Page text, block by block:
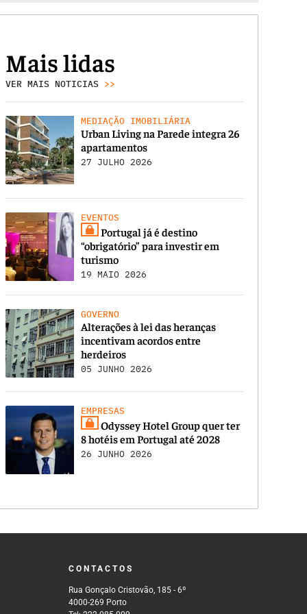
Mais lidas
VER MAIS NOTICIAS >>
MEDIAÇÃO IMOBILIÁRIA
Urban Living na Parede integra 26
apartamentos
27 JULHO 2026
EVENTOS
Portugal já é destino
“obrigatório” para investir em
turismo
19 MAIO 2026
GOVERNO
Alterações à lei das heranças
incentivam acordos entre
herdeiros
05 JUNHO 2026
EMPRESAS
Odyssey Hotel Group quer ter
8 hotéis em Portugal até 2028
26 JUNHO 2026
CONTACTOS
Rua Gonçalo Cristovão, 185 - 6º
4000-269 Porto